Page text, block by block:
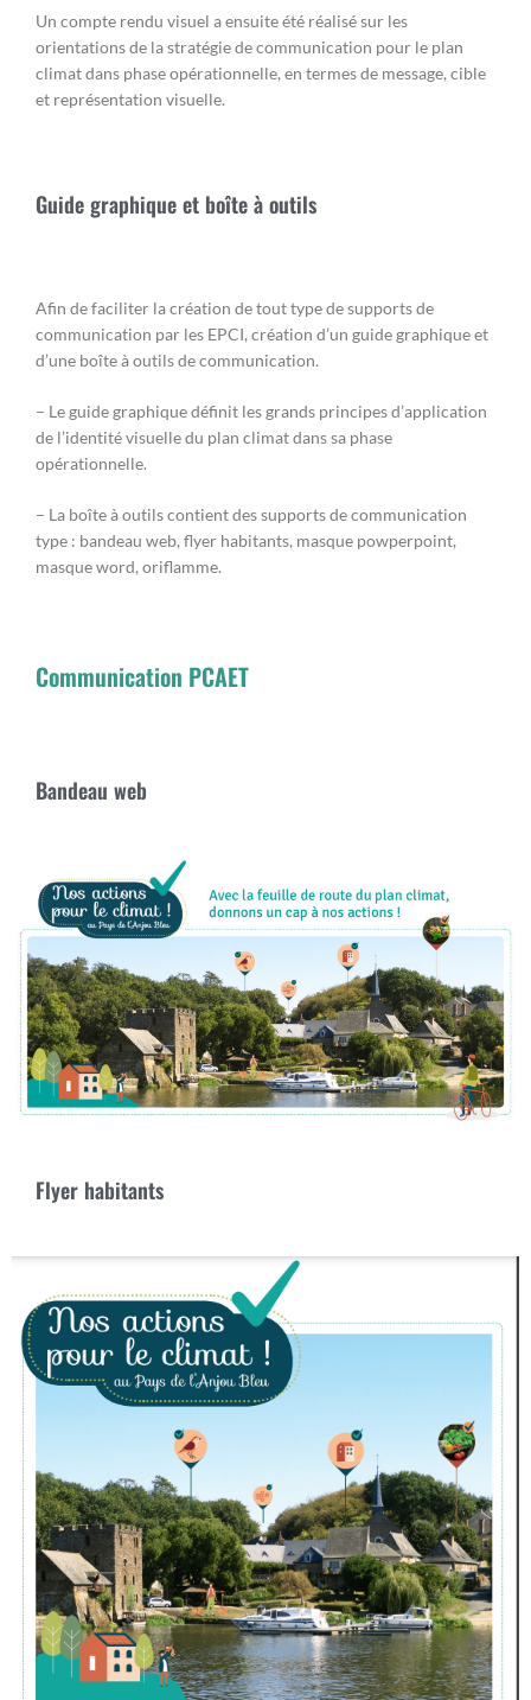
Un compte rendu visuel a ensuite été réalisé sur les
orientations de la stratégie de communication pour le plan
climat dans phase opérationnelle, en termes de message, cible
et représentation visuelle.
Guide graphique et boîte à outils
Afin de faciliter la création de tout type de supports de
communication par les EPCI, création d’un guide graphique et
d’une boîte à outils de communication.
– Le guide graphique définit les grands principes d’application
de l’identité visuelle du plan climat dans sa phase
opérationnelle.
– La boîte à outils contient des supports de communication
type : bandeau web, flyer habitants, masque powperpoint,
masque word, oriflamme.
Communication PCAET
Bandeau web
Flyer habitants